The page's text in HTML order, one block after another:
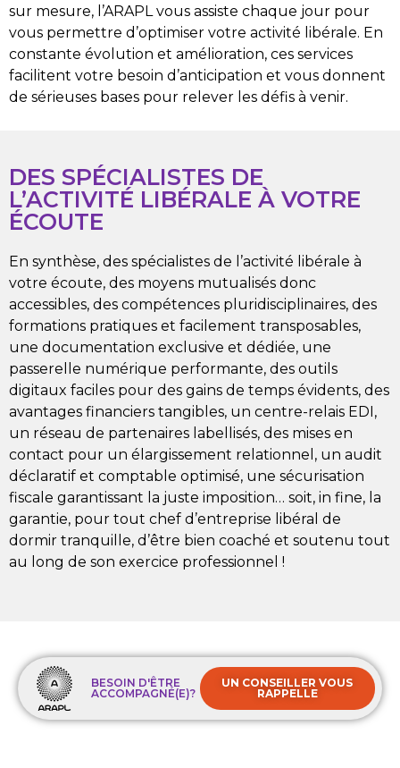
sur mesure, l’ARAPL vous assiste chaque jour pour
vous permettre d’optimiser votre activité libérale. En
constante évolution et amélioration, ces services
facilitent votre besoin d’anticipation et vous donnent
de sérieuses bases pour relever les défis à venir.
DES SPÉCIALISTES DE
L’ACTIVITÉ LIBÉRALE À VOTRE
ÉCOUTE
En synthèse, des spécialistes de l’activité libérale à
votre écoute, des moyens mutualisés donc
accessibles, des compétences pluridisciplinaires, des
formations pratiques et facilement transposables,
une documentation exclusive et dédiée, une
passerelle numérique performante, des outils
digitaux faciles pour des gains de temps évidents, des
avantages financiers tangibles, un centre-relais EDI,
un réseau de partenaires labellisés, des mises en
contact pour un élargissement relationnel, un audit
déclaratif et comptable optimisé, une sécurisation
fiscale garantissant la juste imposition… soit, in fine, la
garantie, pour tout chef d’entreprise libéral de
dormir tranquille, d’être bien coaché et soutenu tout
au long de son exercice professionnel !
BESOIN D'ÊTRE
ACCOMPAGNÉ(E)?
UN CONSEILLER VOUS
RAPPELLE